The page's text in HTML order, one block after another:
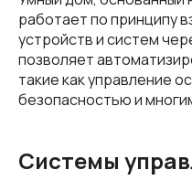
работает по принципу
устройств и систем
позволяет
такие как управление
безопасностью и
Системы